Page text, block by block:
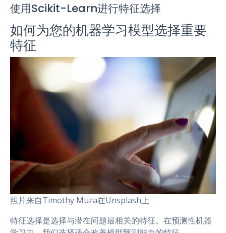
r
e
e
b
o
k
t
e
r
i
l
e
g
a
m
t
s
p
s
e
n
g
e
a
o
使用Scikit-Learn进行特征选择
如何为您的机器学习模型选择重要
特征
照片来自Timothy Muza在Unsplash上
特征选择是选择与潜在问题最相关的特征。在预测性机器